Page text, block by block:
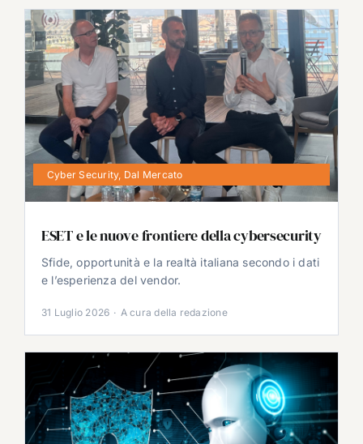
Cyber Security, Dal Mercato
ESET e le nuove frontiere della cybersecurity
Sfide, opportunità e la realtà italiana secondo i dati
e l’esperienza del vendor.
31 Luglio 2026 · A cura della redazione